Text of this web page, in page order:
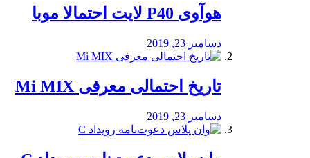
هوآوی P40 لایت احتمالا موبا
دسامبر 23, 2019
تاریخ احتمالی معرفی Mi MIX
دسامبر 23, 2019